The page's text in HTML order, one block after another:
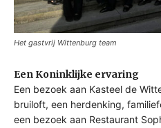
Het gastvrij Wittenburg team
Een Koninklijke ervaring
Een bezoek aan Kasteel de
bruiloft, een herdenking,
een bezoek aan Restaurant